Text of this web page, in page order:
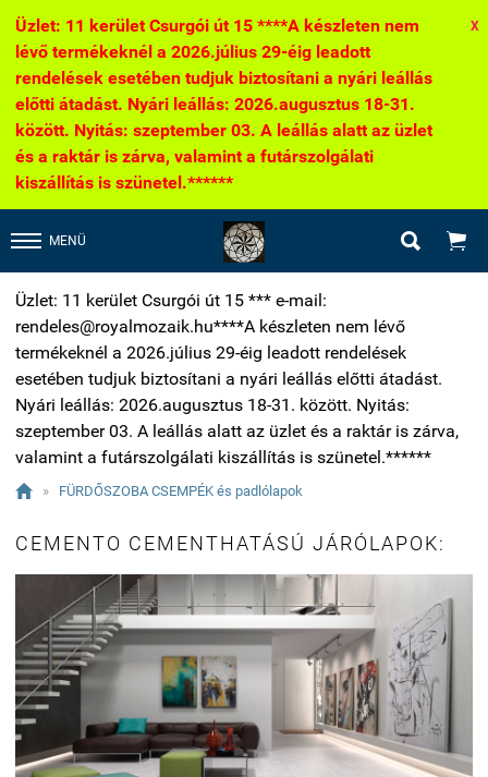
Üzlet: 11 kerület Csurgói út 15 ****A készleten nem
lévő termékeknél a 2026.július 29-éig leadott
rendelések esetében tudjuk biztosítani a nyári leállás
előtti átadást. Nyári leállás: 2026.augusztus 18-31.
között. Nyitás: szeptember 03. A leállás alatt az üzlet
és a raktár is zárva, valamint a futárszolgálati
kiszállítás is szünetel.******
X
MENÜ  
Üzlet: 11 kerület Csurgói út 15 *** e-mail:
rendeles@royalmozaik.hu****A készleten nem lévő
termékeknél a 2026.július 29-éig leadott rendelések
esetében tudjuk biztosítani a nyári leállás előtti átadást.
Nyári leállás: 2026.augusztus 18-31. között. Nyitás:
szeptember 03. A leállás alatt az üzlet és a raktár is zárva,
valamint a futárszolgálati kiszállítás is szünetel.******
 » FÜRDŐSZOBA CSEMPÉK és padlólapok
CEMENTO CEMENTHATÁSÚ JÁRÓLAPOK: